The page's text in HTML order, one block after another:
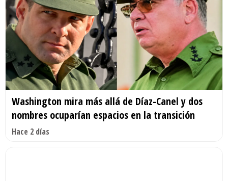
Washington mira más allá de Díaz-Canel y dos
nombres ocuparían espacios en la transición
Hace 2 días